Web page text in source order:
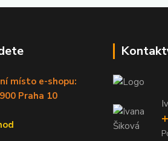
místo e-shopu:
Praha 10